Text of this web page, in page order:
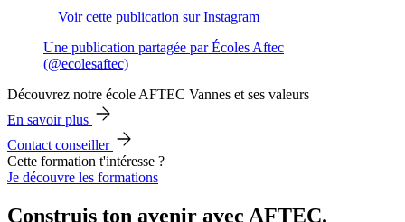
Voir cette publication sur Instagram
Une publication partagée par Écoles Aftec
(@ecolesaftec)
Découvrez notre école AFTEC Vannes et ses valeurs
En savoir plus
Contact conseiller
Cette formation t'intéresse ?
Je découvre les formations
Construis ton avenir avec AFTEC.